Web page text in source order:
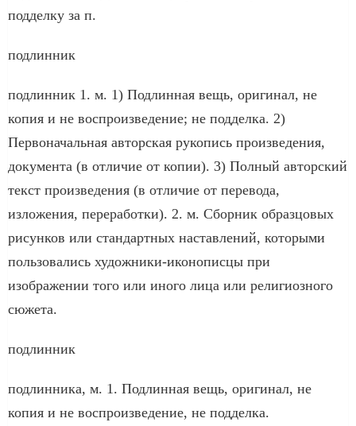
подделку за п.
подлинник
подлинник 1. м. 1) Подлинная вещь, оригинал, не
копия и не воспроизведение; не подделка. 2)
Первоначальная авторская рукопись произведения,
документа (в отличие от копии). 3) Полный авторский
текст произведения (в отличие от перевода,
изложения, переработки). 2. м. Сборник образцовых
рисунков или стандартных наставлений, которыми
пользовались художники-иконописцы при
изображении того или иного лица или религиозного
сюжета.
подлинник
подлинника, м. 1. Подлинная вещь, оригинал, не
копия и не воспроизведение, не подделка.